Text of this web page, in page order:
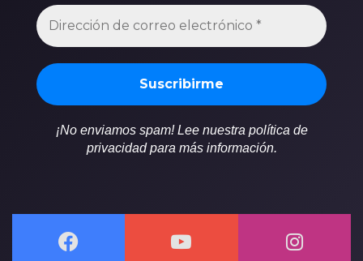
¡No enviamos spam! Lee nuestra política de
privacidad para más información.